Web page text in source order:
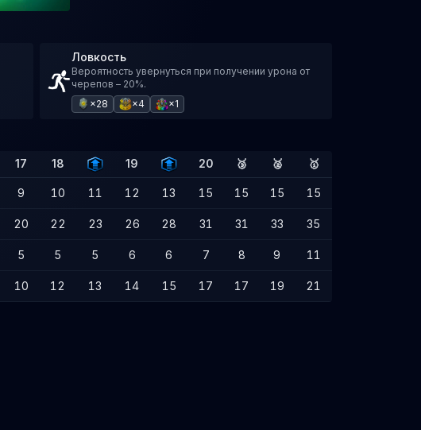
Ловкость
Вероятность увернуться при получении урона от
черепов – 20%.
×28
×4 ×1
17 18 19 20 🥉 🥈 🥇
9 10 11 12 13 15 15 15 15
20 22 23 26 28 31 31 33 35
5 5 5 6 6 7 8 9 11
10 12 13 14 15 17 17 19 21